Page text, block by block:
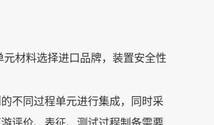
材料选择进口品牌，装置安全性
不同过程单元进行集成，同时采